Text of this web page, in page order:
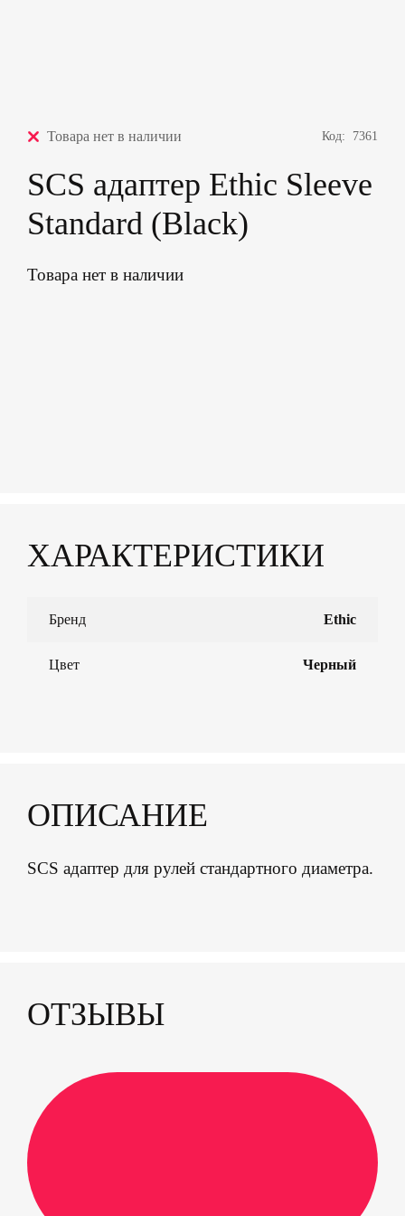
Товара нет в наличии Код: 7361
SCS адаптер Ethic Sleeve
Standard (Black)
Товара нет в наличии
ХАРАКТЕРИСТИКИ
Бренд Ethic
Цвет Черный
ОПИСАНИЕ
SCS адаптер для рулей стандартного диаметра.
ОТЗЫВЫ